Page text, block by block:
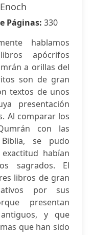
Páginas: 330
hablamos
apócrifos
a orillas del
son de gran
textos de unos
presentación
Al comparar los
con las
se pudo
habían
sagrados. El
libros de gran
por sus
presentan
y que
que han sido